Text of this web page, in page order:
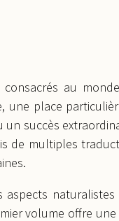
au
une place
succès
de multiples
aspects
volume offre